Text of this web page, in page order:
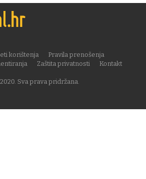
Sva prava pridržana.
korištenja
Pravila prenošenja
Zaštita privatnosti
Kontakt